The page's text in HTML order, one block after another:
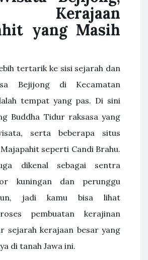
Kerajaan
yang Masih
tertarik ke sisi sejarah dan
Bejijong di Kecamatan
tempat yang pas. Di sini
Buddha Tidur raksasa yang
serta beberapa situs
seperti Candi Brahu.
dikenal sebagai sentra
kuningan dan perunggu
jadi kamu bisa lihat
pembuatan kerajinan
sejarah kerajaan besar yang
di tanah Jawa ini.